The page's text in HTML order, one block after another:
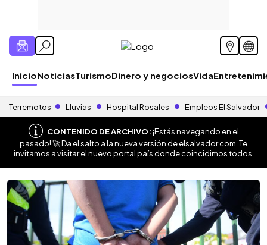
InicioNoticiasTurismoDinero y negociosVida
Terremotos Lluvias Hospital Rosales Empleos El Salvador
CONTENIDO DE ARCHIVO:¡Estás navegando en el
pasado! 🚀 Da el salto a la nueva versión deelsalvador.com . Te
invitamos a visitar el nuevo portal país donde coincidimos todos.